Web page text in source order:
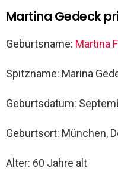
Martina Gedeck
Geburtsname: Martina
Spitzname: Marina
Geburtsdatum:
Geburtsort: München,
Alter: 60 Jahre alt